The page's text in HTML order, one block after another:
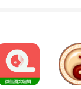
造多个自己喜
让虚拟角色们